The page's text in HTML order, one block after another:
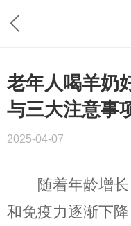
老年人喝羊奶
与三大注意事
2025-04-07
随着年龄增长
和免疫力逐渐下